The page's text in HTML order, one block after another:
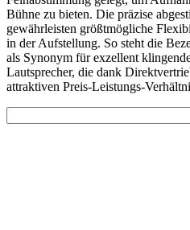
Bühne zu bieten. Die präzise
gewährleisten größtmögliche
in der Aufstellung. So steht die
als Synonym für exzellent
Lautsprecher, die dank
attraktiven Preis-Leistungs-